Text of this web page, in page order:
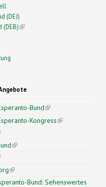
(DEJ)
(DEB)(link is external)
Bund(link is
external)
Kongress(link is
is external)
(link is external)
is external)
(link is external)
Bund: Sehenswertes